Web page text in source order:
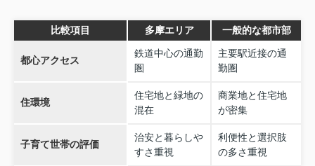
比較項目 多摩エリア 一般的な都市部
都心アクセス
鉄道中心の通勤
圏
主要駅近接の通
勤圏
住環境
住宅地と緑地の
混在
商業地と住宅地
が密集
子育て世帯の評価
治安と暮らしや
すさ重視
利便性と選択肢
の多さ重視